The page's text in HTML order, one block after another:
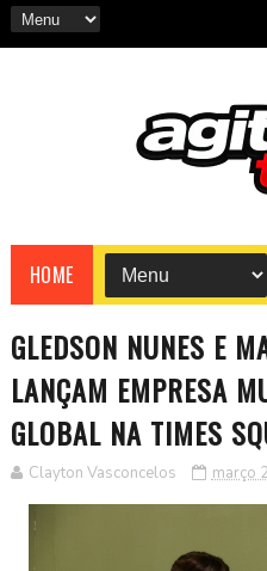
HOME
GLEDSON NUNES E
LANÇAM EMPRESA
GLOBAL NA TIMES
Clayton Vasconcelos março